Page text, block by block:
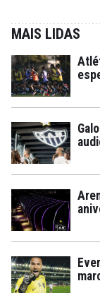
MAIS LIDAS